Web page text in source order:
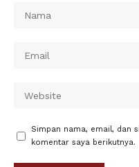
Simpan nama, email, dan
komentar saya berikutnya.